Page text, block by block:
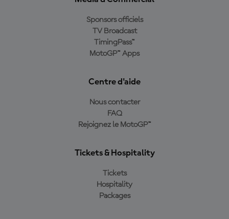
Sponsors officiels
TV Broadcast
TimingPass™
MotoGP™ Apps
Centre d'aide
Nous contacter
FAQ
Rejoignez le MotoGP™
Tickets & Hospitality
Tickets
Hospitality
Packages